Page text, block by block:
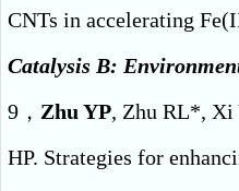
CNTs in accelerating
Catalysis B:
9， Zhu YP, Zhu RL*, Xi
HP. Strategies for